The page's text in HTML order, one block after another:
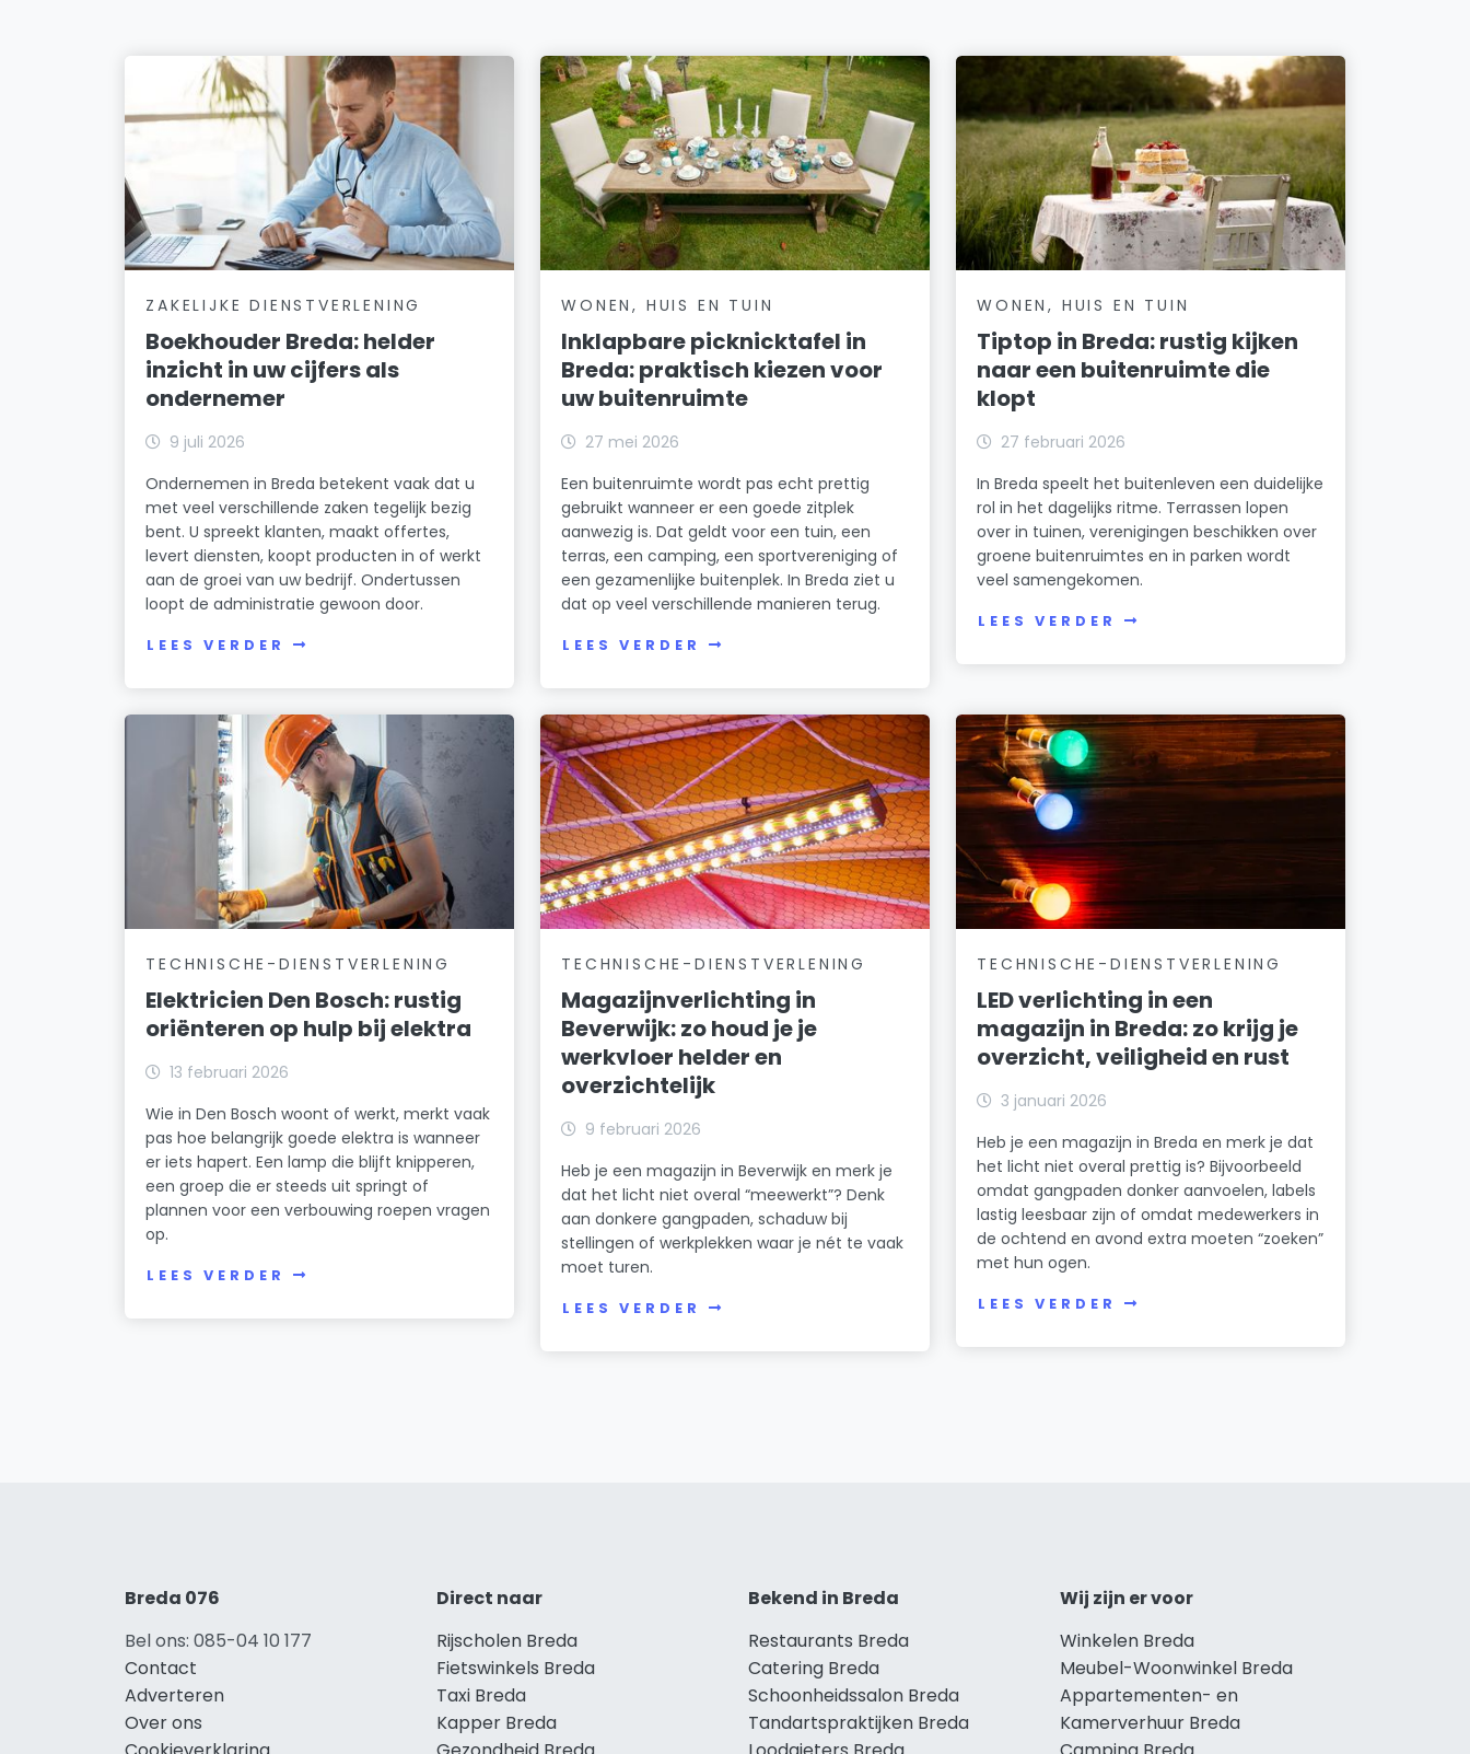
ZAKELIJKE DIENSTVERLENING
Boekhouder Breda: helder
inzicht in uw cijfers als
ondernemer
9 juli 2026
Ondernemen in Breda betekent vaak dat u
met veel verschillende zaken tegelijk bezig
bent. U spreekt klanten, maakt offertes,
levert diensten, koopt producten in of werkt
aan de groei van uw bedrijf. Ondertussen
loopt de administratie gewoon door.
LEES VERDER
WONEN, HUIS EN TUIN
Inklapbare picknicktafel in
Breda: praktisch kiezen voor
uw buitenruimte
27 mei 2026
Een buitenruimte wordt pas echt prettig
gebruikt wanneer er een goede zitplek
aanwezig is. Dat geldt voor een tuin, een
terras, een camping, een sportvereniging of
een gezamenlijke buitenplek. In Breda ziet u
dat op veel verschillende manieren terug.
LEES VERDER
WONEN, HUIS EN TUIN
Tiptop in Breda: rustig kijken
naar een buitenruimte die
klopt
27 februari 2026
In Breda speelt het buitenleven een duidelijke
rol in het dagelijks ritme. Terrassen lopen
over in tuinen, verenigingen beschikken over
groene buitenruimtes en in parken wordt
veel samengekomen.
LEES VERDER
TECHNISCHE-DIENSTVERLENING
Elektricien Den Bosch: rustig
oriënteren op hulp bij elektra
13 februari 2026
Wie in Den Bosch woont of werkt, merkt vaak
pas hoe belangrijk goede elektra is wanneer
er iets hapert. Een lamp die blijft knipperen,
een groep die er steeds uit springt of
plannen voor een verbouwing roepen vragen
op.
LEES VERDER
TECHNISCHE-DIENSTVERLENING
Magazijnverlichting in
Beverwijk: zo houd je je
werkvloer helder en
overzichtelijk
9 februari 2026
Heb je een magazijn in Beverwijk en merk je
dat het licht niet overal “meewerkt”? Denk
aan donkere gangpaden, schaduw bij
stellingen of werkplekken waar je nét te vaak
moet turen.
LEES VERDER
TECHNISCHE-DIENSTVERLENING
LED verlichting in een
magazijn in Breda: zo krijg je
overzicht, veiligheid en rust
3 januari 2026
Heb je een magazijn in Breda en merk je dat
het licht niet overal prettig is? Bijvoorbeeld
omdat gangpaden donker aanvoelen, labels
lastig leesbaar zijn of omdat medewerkers in
de ochtend en avond extra moeten “zoeken”
met hun ogen.
LEES VERDER
Breda 076
Bel ons: 085-04 10 177
Contact
Adverteren
Over ons
Direct naar
Rijscholen Breda
Fietswinkels Breda
Taxi Breda
Kapper Breda
Bekend in Breda
Restaurants Breda
Catering Breda
Schoonheidssalon Breda
Tandartspraktijken Breda
Wij zijn er voor
Winkelen Breda
Meubel-Woonwinkel Breda
Appartementen- en
Kamerverhuur Breda